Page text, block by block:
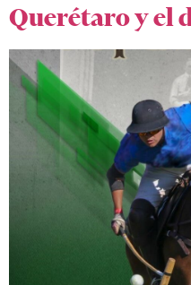
Querétaro y el